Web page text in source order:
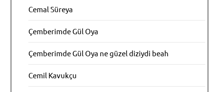
Cemal Süreya
Çemberimde Gül Oya
Çemberimde Gül Oya ne güzel diziydi beah
Cemil Kavukçu